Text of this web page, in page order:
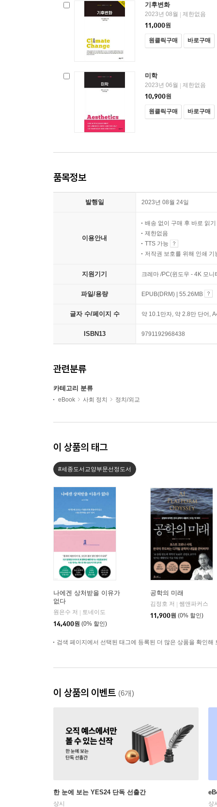
기후변화
2023년 08월 | 제한없음
11,000원
원클릭구매 바로구매
미학
2023년 06월 | 제한없음
10,900원
원클릭구매 바로구매
품목정보
발행일 2023년 08월 24일
이용안내
배송 없이 구매 후 바로 읽기
제한없음
TTS 가능
저작권 보호를 위해 인쇄 기
지원기기 크레마 /PC(윈도우 - 4K 모
파일/용량 EPUB(DRM) | 55.26MB
글자 수/페이지 수 약 10.1만자, 약 2.8만 단어,
ISBN13 9791192968438
관련분류
카테고리 분류
eBook 사회 정치 정치/외교
이 상품의 태그
#세종도서교양부문선정도서
나에겐 상처받을 이유가
없다
원은수 저 | 토네이도
14,400원 (0% 할인)
공학의 미래
김정호 저 | 쌤앤파커스
11,900원 (0% 할인)
검색 페이지에서 선택된 태그에 등록된 더 많은 상품을 확인해
이 상품의 이벤트 (6개)
한 눈에 보는 YES24 단독 선출간
상시 상